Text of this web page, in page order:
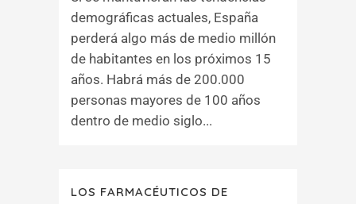
demográficas actuales, España
perderá algo más de medio millón
de habitantes en los próximos 15
años. Habrá más de 200.000
personas mayores de 100 años
dentro de medio siglo...
LOS FARMACÉUTICOS DE